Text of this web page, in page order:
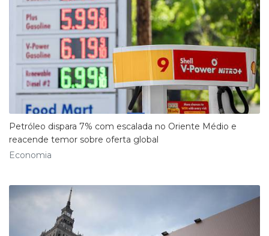
Petróleo dispara 7% com escalada no Oriente Médio e
reacende temor sobre oferta global
Economia